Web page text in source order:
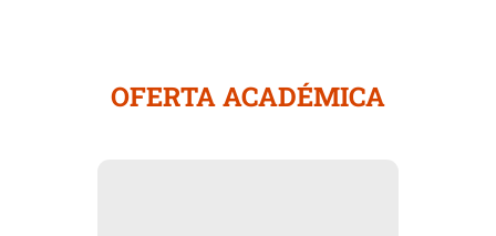
OFERTA ACADÉMICA